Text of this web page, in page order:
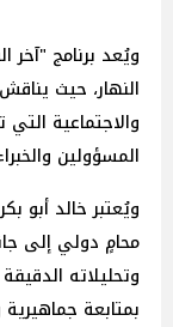
ويُعد برنامج "آخر
النهار، حيث
والاجتماعية
المسؤولين
ويُعتبر خالد أبو
محامٍ دولي إلى
وتحليلاته
بمتابعة